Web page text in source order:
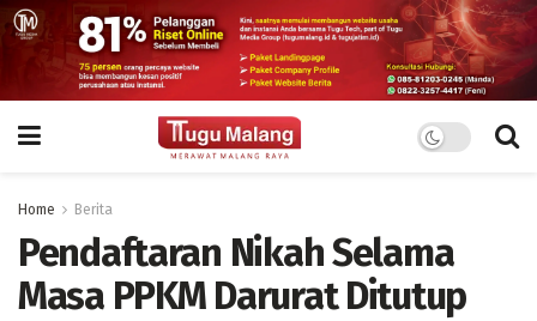
Home Berita
Pendaftaran Nikah Selama
Masa PPKM Darurat Ditutup